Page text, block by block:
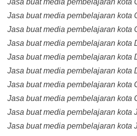
Jasa buat media pembelajaran kota
Jasa buat media pembelajaran kota
Jasa buat media pembelajaran kota
Jasa buat media pembelajaran kota
Jasa buat media pembelajaran kota
Jasa buat media pembelajaran kota
Jasa buat media pembelajaran kota
Jasa buat media pembelajaran kota
Jasa buat media pembelajaran kota
Jasa buat media pembelajaran kota